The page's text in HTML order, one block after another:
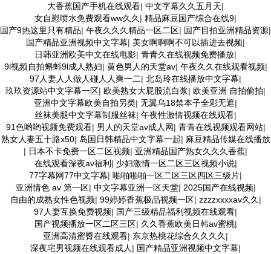
大香蕉国产手机在线观看| 中文字幕久久五月天|
女自慰喷水免费观看ww久久 | 精品麻豆国产综合在线9|
国产9热这里只有精品| 午夜久久久精品一区二区| 国产目拍亚洲精品资源|
国产精品亚洲视频中文字幕| 美女啊啊啊不可以插进去视频|
日韩亚洲欧美中文在线电影| 青青久在线视频免费播放|
9l视频自拍蝌蚪9l成人熟妇| 黄色男人的天堂av| 午夜久久在线观看视频|
97人妻人人做人碰人人爽一二| 北岛玲在线播放中文字幕|
玖玖资源站中文字幕一区| 欧美熟女大屁股流白浆| 欧美亚洲 自拍偷拍|
亚洲中文字幕欧美自拍另类| 无翼乌18禁本子全彩无遮|
丝袜美腿中文字幕制服丝袜| 午夜性激情视频在线观看|
91色哟哟视频免费观看| 男人的天堂av成人网| 青青在线视频观看网站|
熟女人妻五十路x50| 岛国日韩精品中文字幕一起| 麻豆精品传媒在线播放
| 日本不卡免费一区二区视频| 亚洲精品国产熟女久久久香蕉|
在线观看深夜av福利| 少妇激情一区二区三区视频小说|
77字幕网77中文字幕| 啪啪啪啪一区二区三区四区三级片|
亚洲情色 av 第一区| 中文字幕亚洲一区天堂| 2025国产在线视频|
自由的成熟女性色视频| 99婷婷香蕉极品视频一区| zzzzxxxxav久久 |
97人妻互换免费视频| 国产三级精品福利视频在线观看|
国产视频播放一区二区三区| 久久香蕉欧美日韩av蜜桃|
亚洲高清蜜臀在线观看| 东京热桃花综合久久久久 |
深夜宅男视频在线观看成人 | 国产精品亚洲视频中文字幕|